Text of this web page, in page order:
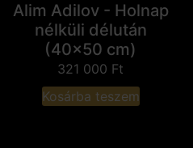
Alim Adilov - Holnap
nélküli délután
(40x50 cm)
321 000 Ft
Kosárba teszem